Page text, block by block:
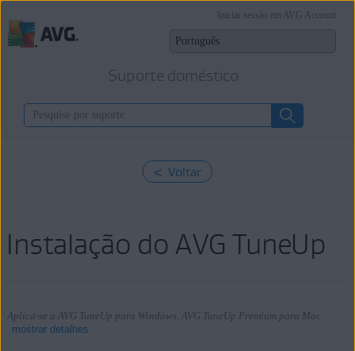
Suporte doméstico
Iniciar sessão em AVG Account
< Voltar
Instalação do AVG TuneUp
Aplica-se a AVG TuneUp para Windows, AVG TuneUp Premium para Mac
mostrar detalhes